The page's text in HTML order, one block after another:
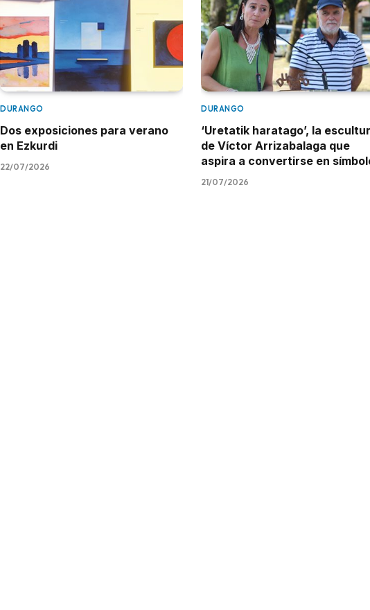
DURANGO
Dos exposiciones para verano
en Ezkurdi
22/07/2026
DURANGO
‘Uretatik haratago’, la
de Víctor Arrizabalaga que
aspira a convertirse en
21/07/2026